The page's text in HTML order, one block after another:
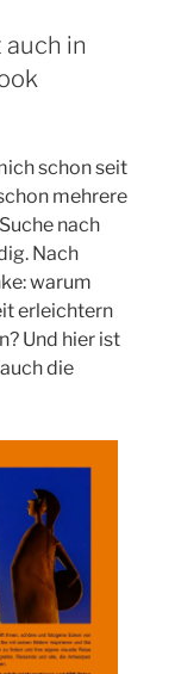
in
schon seit
mehrere
nach
Nach
warum
erleichtern
Und hier ist
die